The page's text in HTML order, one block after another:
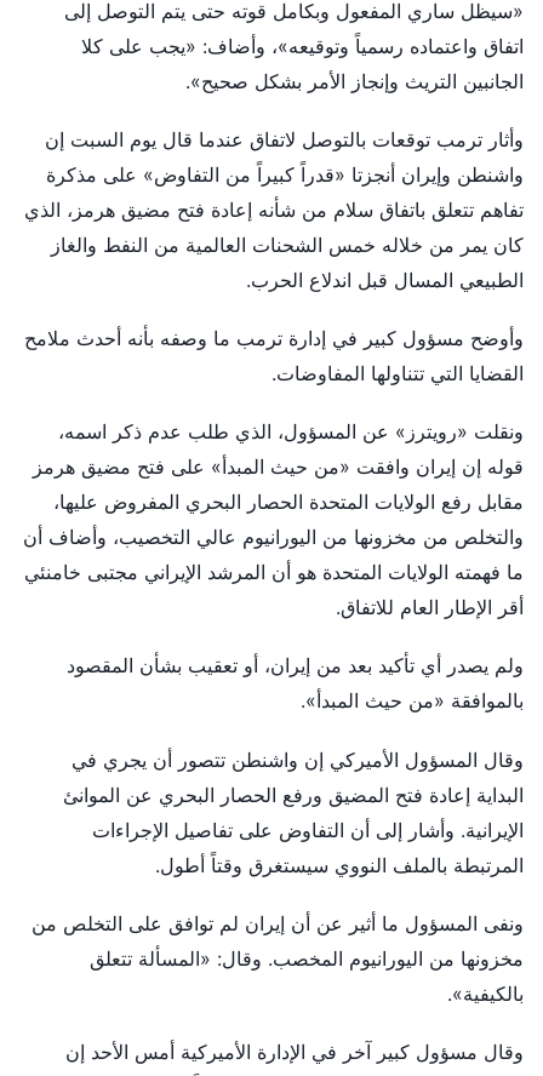
«سيظل ساري المفعول وبكامل قوته حتى يتم التوصل إلى
اتفاق واعتماده رسمياً وتوقيعه»، وأضاف: «يجب على كلا
الجانبين التريث وإنجاز الأمر بشكل صحيح».
وأثار ترمب توقعات بالتوصل لاتفاق عندما قال يوم السبت إن
واشنطن وإيران أنجزتا «قدراً كبيراً من التفاوض» على مذكرة
تفاهم تتعلق باتفاق سلام من شأنه إعادة فتح مضيق هرمز، الذي
كان يمر من خلاله خمس الشحنات العالمية من النفط والغاز
الطبيعي المسال قبل اندلاع الحرب.
وأوضح مسؤول كبير في إدارة ترمب ما وصفه بأنه أحدث ملامح
القضايا التي تتناولها المفاوضات.
ونقلت «رويترز» عن المسؤول، الذي طلب عدم ذكر اسمه،
قوله إن إيران وافقت «من حيث المبدأ» على فتح مضيق هرمز
مقابل رفع الولايات المتحدة الحصار البحري المفروض عليها،
والتخلص من مخزونها من اليورانيوم عالي التخصيب، وأضاف أن
ما فهمته الولايات المتحدة هو أن المرشد الإيراني مجتبى خامنئي
أقر الإطار العام للاتفاق.
ولم يصدر أي تأكيد بعد من إيران، أو تعقيب بشأن المقصود
بالموافقة «من حيث المبدأ».
وقال المسؤول الأميركي إن واشنطن تتصور أن يجري في
البداية إعادة فتح المضيق ورفع الحصار البحري عن الموانئ
الإيرانية. وأشار إلى أن التفاوض على تفاصيل الإجراءات
المرتبطة بالملف النووي سيستغرق وقتاً أطول.
ونفى المسؤول ما أثير عن أن إيران لم توافق على التخلص من
مخزونها من اليورانيوم المخصب. وقال: «المسألة تتعلق
بالكيفية».
وقال مسؤول كبير آخر في الإدارة الأميركية أمس الأحد إن